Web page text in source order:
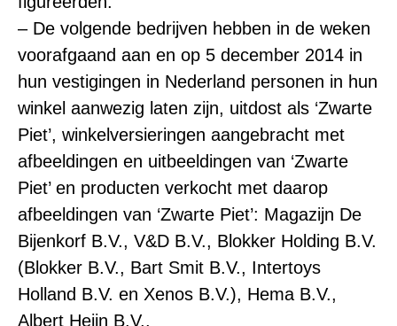
– De volgende bedrijven hebben in de weken
voorafgaand aan en op 5 december 2014 in
hun vestigingen in Nederland personen in hun
winkel aanwezig laten zijn, uitdost als ‘Zwarte
Piet’, winkelversieringen aangebracht met
afbeeldingen en uitbeeldingen van ‘Zwarte
Piet’ en producten verkocht met daarop
afbeeldingen van ‘Zwarte Piet’: Magazijn De
Bijenkorf B.V., V&D B.V., Blokker Holding B.V.
(Blokker B.V., Bart Smit B.V., Intertoys
Holland B.V. en Xenos B.V.), Hema B.V.,
Albert Heijn B.V..